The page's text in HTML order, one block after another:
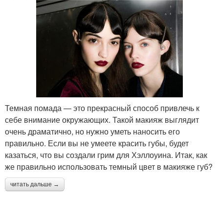
Темная помада — это прекрасный способ привлечь к
себе внимание окружающих. Такой макияж выглядит
очень драматично, но нужно уметь наносить его
правильно. Если вы не умеете красить губы, будет
казаться, что вы создали грим для Хэллоуина. Итак, как
же правильно использовать темный цвет в макияже губ?
читать дальше →